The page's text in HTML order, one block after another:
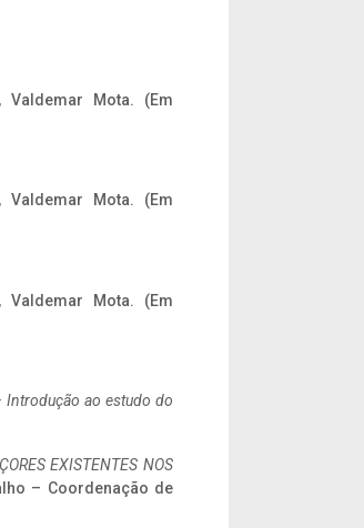
, Valdemar Mota. (Em
, Valdemar Mota. (Em
, Valdemar Mota. (Em
ao estudo do
EXISTENTES NOS
– Coordenação de